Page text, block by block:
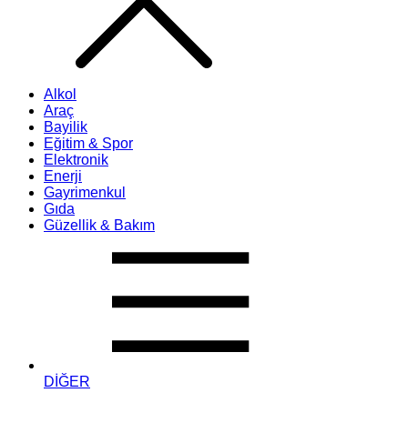
Alkol
Araç
Bayilik
Eğitim & Spor
Elektronik
Enerji
Gayrimenkul
Gıda
Güzellik & Bakım
DİĞER